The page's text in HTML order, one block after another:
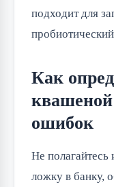
подходит для
Как
квашеной
ошибок
Не
ложку в банку,